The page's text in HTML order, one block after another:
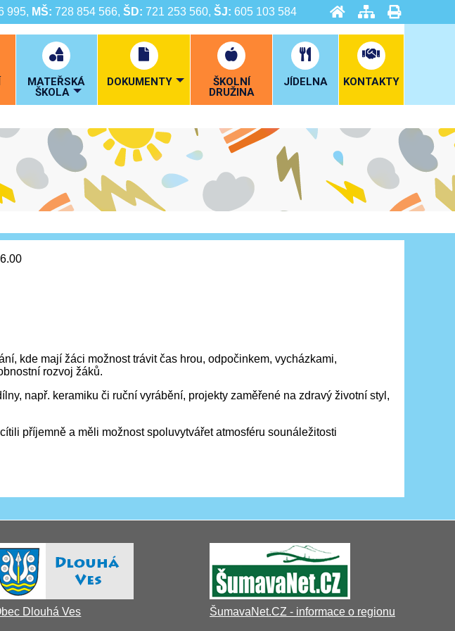
995, MŠ: 728 854 566, ŠD: 721 253 560, ŠJ: 605 103 584
MATEŘSKÁ
ŠKOLA
DOKUMENTY
ŠKOLNÍ
DRUŽINA
JÍDELNA KONTAKTY
kde mají žáci možnost trávit čas hrou, odpočinkem, vycházkami,
rozvoj žáků.
např. keramiku či ruční vyrábění, projekty zaměřené na zdravý životní styl,
příjemně a měli možnost spoluvytvářet atmosféru sounáležitosti
Dlouhá Ves ŠumavaNet.CZ - informace o regionu